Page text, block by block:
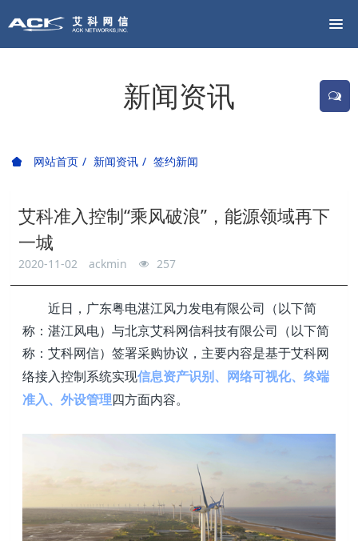
新闻资讯
网站首页 新闻资讯 签约新闻
艾科准入控制“乘风破浪”，能源领域再下
一城
2020-11-02 ackmin 257
近日，广东粤电湛江风力发电有限公司（以下简
称：湛江风电）与北京艾科网信科技有限公司（以下简
称：艾科网信）签署采购协议，主要内容是基于艾科网
络接入控制系统实现信息资产识别、网络可视化、终端
准入、外设管理 四方面内容。